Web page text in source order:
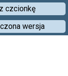
czcionkę
wersja